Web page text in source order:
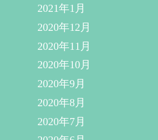
2021年1月
2020年12月
2020年11月
2020年10月
2020年9月
2020年8月
2020年7月